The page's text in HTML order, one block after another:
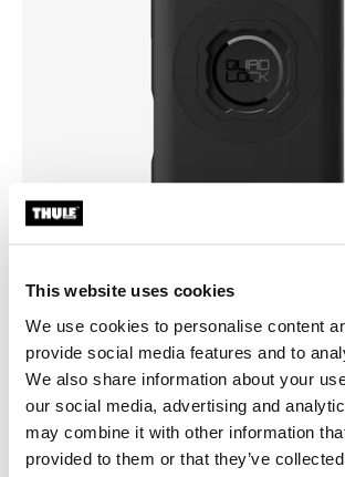
This website uses cookies
We use cookies to personalise content
provide social media features and to
We also share information about your
our social media, advertising and
may combine it with other information
provided to them or that they’ve
Elige una funda